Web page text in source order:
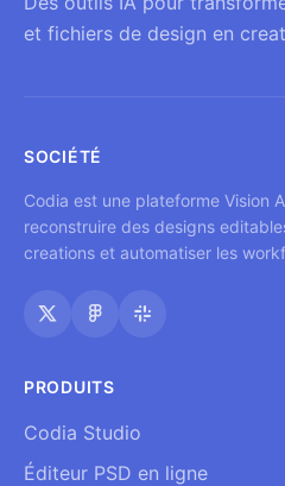
et fichiers de design en
SOCIÉTÉ
Codia est une plateforme Vision
reconstruire des designs
creations et automatiser les
PRODUITS
Codia Studio
Éditeur PSD en ligne